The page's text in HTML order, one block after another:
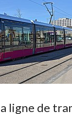
ligne de